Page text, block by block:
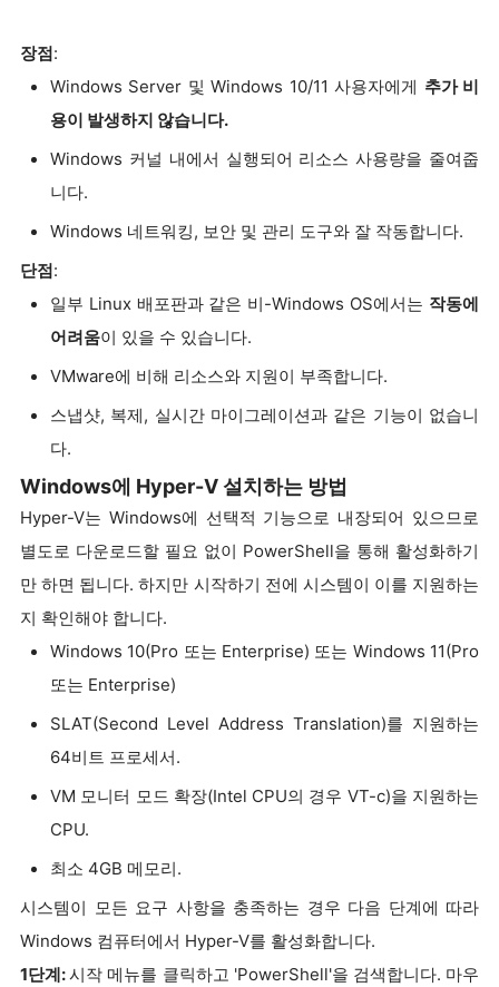
장점:
Windows Server 및 Windows 10/11 사용자에게 추가 비
용이 발생하지 않습니다.
Windows 커널 내에서 실행되어 리소스 사용량을 줄여줍
니다.
Windows 네트워킹, 보안 및 관리 도구와 잘 작동합니다.
단점:
일부 Linux 배포판과 같은 비-Windows OS에서는 작동에
어려움이 있을 수 있습니다.
VMware에 비해 리소스와 지원이 부족합니다.
스냅샷, 복제, 실시간 마이그레이션과 같은 기능이 없습니
다.
Windows에 Hyper-V 설치하는 방법
Hyper-V는 Windows에 선택적 기능으로 내장되어 있으므로
별도로 다운로드할 필요 없이 PowerShell을 통해 활성화하기
만 하면 됩니다. 하지만 시작하기 전에 시스템이 이를 지원하는
지 확인해야 합니다.
Windows 10(Pro 또는 Enterprise) 또는 Windows 11(Pro
또는 Enterprise)
SLAT(Second Level Address Translation)를 지원하는
64비트 프로세서.
VM 모니터 모드 확장(Intel CPU의 경우 VT-c)을 지원하는
CPU.
최소 4GB 메모리.
시스템이 모든 요구 사항을 충족하는 경우 다음 단계에 따라
Windows 컴퓨터에서 Hyper-V를 활성화합니다.
1단계:시작 메뉴를 클릭하고 'PowerShell'을 검색합니다. 마우